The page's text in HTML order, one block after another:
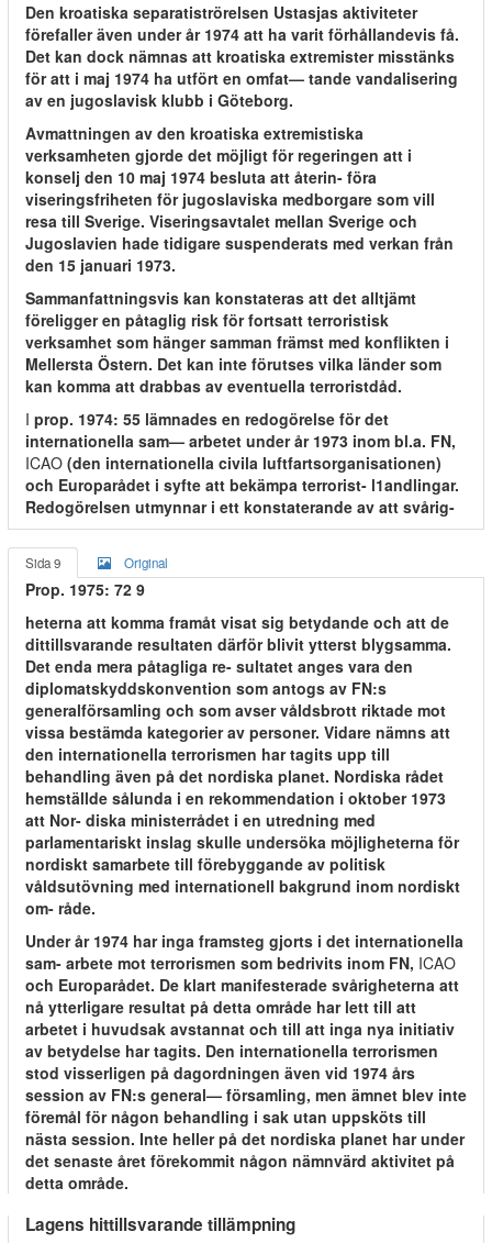
Den kroatiska separatiströrelsen Ustasjas aktiviteter
förefaller även under år 1974 att ha varit förhållandevis få.
Det kan dock nämnas att kroatiska extremister misstänks
för att i maj 1974 ha utfört en omfat— tande vandalisering
av en jugoslavisk klubb i Göteborg.
Avmattningen av den kroatiska extremistiska
verksamheten gjorde det möjligt för regeringen att i
konselj den 10 maj 1974 besluta att återin- föra
viseringsfriheten för jugoslaviska medborgare som vill
resa till Sverige. Viseringsavtalet mellan Sverige och
Jugoslavien hade tidigare suspenderats med verkan från
den 15 januari 1973.
Sammanfattningsvis kan konstateras att det alltjämt
föreligger en påtaglig risk för fortsatt terroristisk
verksamhet som hänger samman främst med konflikten i
Mellersta Östern. Det kan inte förutses vilka länder som
kan komma att drabbas av eventuella terroristdåd.
I prop. 1974: 55 lämnades en redogörelse för det
internationella sam— arbetet under år 1973 inom bl.a. FN,
ICAO (den internationella civila luftfartsorganisationen)
och Europarådet i syfte att bekämpa terrorist- l1andlingar.
Redogörelsen utmynnar i ett konstaterande av att svårig-
Sida 9 Original
Prop. 1975: 72 9
heterna att komma framåt visat sig betydande och att de
dittillsvarande resultaten därför blivit ytterst blygsamma.
Det enda mera påtagliga re- sultatet anges vara den
diplomatskyddskonvention som antogs av FN:s
generalförsamling och som avser våldsbrott riktade mot
vissa bestämda kategorier av personer. Vidare nämns att
den internationella terrorismen har tagits upp till
behandling även på det nordiska planet. Nordiska rådet
hemställde sålunda i en rekommendation i oktober 1973
att Nor- diska ministerrådet i en utredning med
parlamentariskt inslag skulle undersöka möjligheterna för
nordiskt samarbete till förebyggande av politisk
våldsutövning med internationell bakgrund inom nordiskt
om- råde.
Under år 1974 har inga framsteg gjorts i det internationella
sam- arbete mot terrorismen som bedrivits inom FN, ICAO
och Europarådet. De klart manifesterade svårigheterna att
nå ytterligare resultat på detta område har lett till att
arbetet i huvudsak avstannat och till att inga nya initiativ
av betydelse har tagits. Den internationella terrorismen
stod visserligen på dagordningen även vid 1974 års
session av FN:s general— församling, men ämnet blev inte
föremål för någon behandling i sak utan uppsköts till
nästa session. Inte heller på det nordiska planet har under
det senaste året förekommit någon nämnvärd aktivitet på
detta område.
Lagens hittillsvarande tillämpning